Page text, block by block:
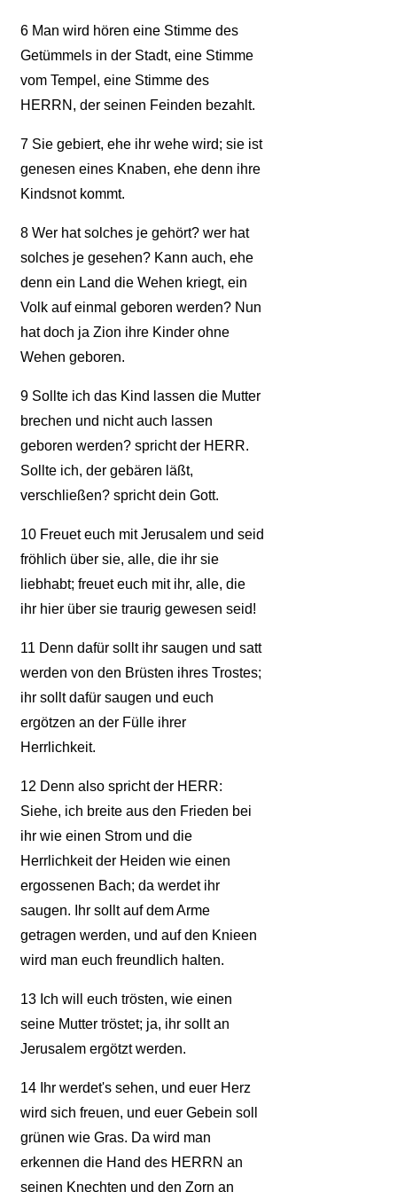
6Man wird hören eine Stimme des
Getümmels in der Stadt, eine Stimme
vom Tempel, eine Stimme des
HERRN, der seinen Feinden bezahlt.
7Sie gebiert, ehe ihr wehe wird; sie ist
genesen eines Knaben, ehe denn ihre
Kindsnot kommt.
8Wer hat solches je gehört? wer hat
solches je gesehen? Kann auch, ehe
denn ein Land die Wehen kriegt, ein
Volk auf einmal geboren werden? Nun
hat doch ja Zion ihre Kinder ohne
Wehen geboren.
9Sollte ich das Kind lassen die Mutter
brechen und nicht auch lassen
geboren werden? spricht der HERR.
Sollte ich, der gebären läßt,
verschließen? spricht dein Gott.
10Freuet euch mit Jerusalem und seid
fröhlich über sie, alle, die ihr sie
liebhabt; freuet euch mit ihr, alle, die
ihr hier über sie traurig gewesen seid!
11 Denn dafür sollt ihr saugen und satt
werden von den Brüsten ihres Trostes;
ihr sollt dafür saugen und euch
ergötzen an der Fülle ihrer
Herrlichkeit.
12 Denn also spricht der HERR:
Siehe, ich breite aus den Frieden bei
ihr wie einen Strom und die
Herrlichkeit der Heiden wie einen
ergossenen Bach; da werdet ihr
saugen. Ihr sollt auf dem Arme
getragen werden, und auf den Knieen
wird man euch freundlich halten.
13Ich will euch trösten, wie einen
seine Mutter tröstet; ja, ihr sollt an
Jerusalem ergötzt werden.
14Ihr werdet's sehen, und euer Herz
wird sich freuen, und euer Gebein soll
grünen wie Gras. Da wird man
erkennen die Hand des HERRN an
seinen Knechten und den Zorn an